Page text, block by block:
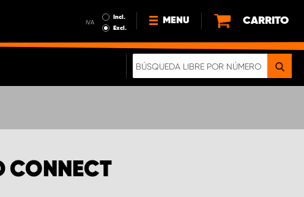
IVA
Incl.
Excl.
MENU
NOTICIAS
CARRITO
CONNECT